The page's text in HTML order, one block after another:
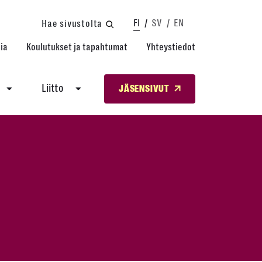
Hae sivustolta FI SV EN
Koulutukset ja tapahtumat Yhteystiedot
Liitto JÄSENSIVUT